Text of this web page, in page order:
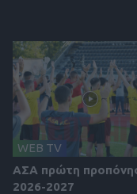
WEB TV
ΑΣΑ πρώτη
2026-2027